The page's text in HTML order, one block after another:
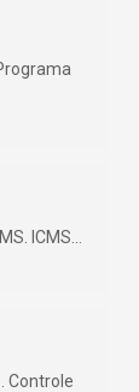
ICMS…
Controle